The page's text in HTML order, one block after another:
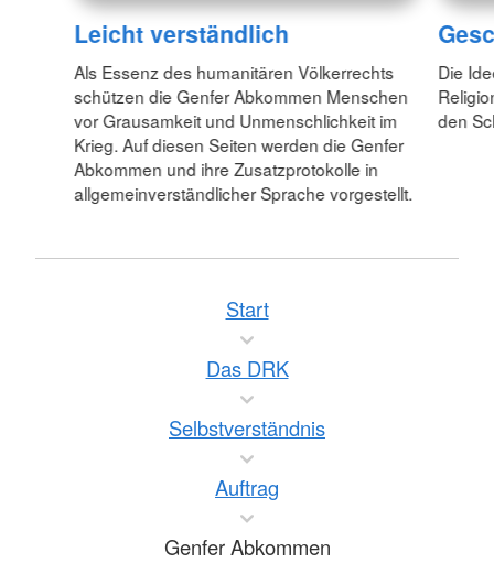
Leicht verständlich
Als Essenz des humanitären Völkerrechts
schützen die Genfer Abkommen Menschen
vor Grausamkeit und Unmenschlichkeit im
Krieg. Auf diesen Seiten werden die Genfer
Abkommen und ihre Zusatzprotokolle in
allgemeinverständlicher Sprache vorgestellt.
Die
den
Start
Das DRK
Selbstverständnis
Auftrag
Genfer Abkommen